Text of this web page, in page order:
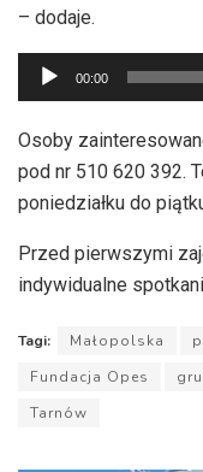
– dodaje.
Odtwarzacz
plików
dźwiękowych
00:00
Osoby
pod nr 510 620 392.
poniedziałku do
Przed pierwszymi
indywidualne
Tagi: Małopolska
Fundacja Opes
Tarnów